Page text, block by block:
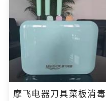
摩飞电器刀具菜板消毒